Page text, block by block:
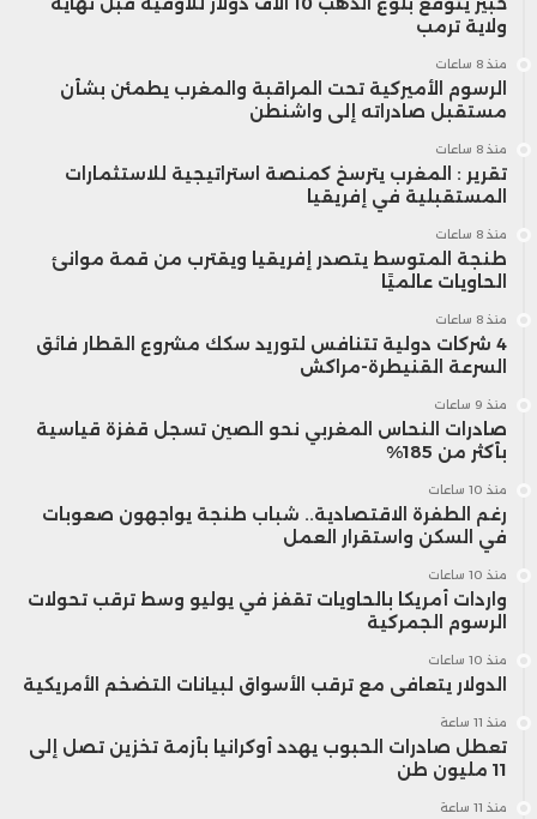
ولاية ترمب
منذ 8 ساعات
الرسوم الأميركية تحت المراقبة والمغرب يطمئن بشأن
مستقبل صادراته إلى واشنطن
منذ 8 ساعات
تقرير : المغرب يترسخ كمنصة استراتيجية للاستثمارات
المستقبلية في إفريقيا
منذ 8 ساعات
طنجة المتوسط يتصدر إفريقيا ويقترب من قمة موانئ
الحاويات عالميًا
منذ 8 ساعات
4 شركات دولية تتنافس لتوريد سكك مشروع القطار فائق
السرعة القنيطرة-مراكش
منذ 9 ساعات
صادرات النحاس المغربي نحو الصين تسجل قفزة قياسية
بأكثر من 185%
منذ 10 ساعات
رغم الطفرة الاقتصادية.. شباب طنجة يواجهون صعوبات
في السكن واستقرار العمل
منذ 10 ساعات
واردات أمريكا بالحاويات تقفز في يوليو وسط ترقب تحولات
الرسوم الجمركية
منذ 10 ساعات
الدولار يتعافى مع ترقب الأسواق لبيانات التضخم الأمريكية
منذ 11 ساعة
تعطل صادرات الحبوب يهدد أوكرانيا بأزمة تخزين تصل إلى
11 مليون طن
منذ 11 ساعة